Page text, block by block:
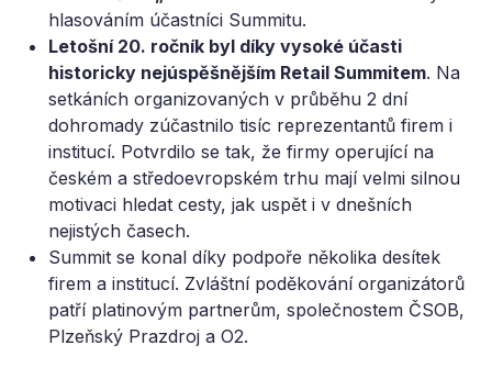
hlasováním účastníci Summitu.
Letošní 20. ročník byl díky vysoké účasti
historicky nejúspěšnějším Retail Summitem. Na
setkáních organizovaných v průběhu 2 dní
dohromady zúčastnilo tisíc reprezentantů firem i
institucí. Potvrdilo se tak, že firmy operující na
českém a středoevropském trhu mají velmi silnou
motivaci hledat cesty, jak uspět i v dnešních
nejistých časech.
Summit se konal díky podpoře několika desítek
firem a institucí. Zvláštní poděkování organizátorů
patří platinovým partnerům, společnostem ČSOB,
Plzeňský Prazdroj a O2.